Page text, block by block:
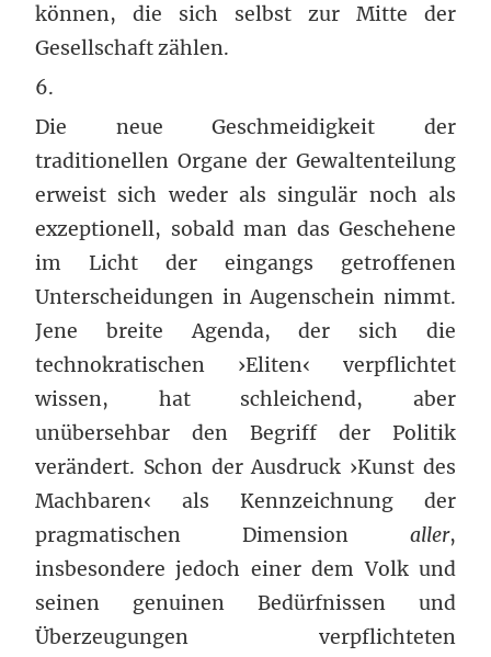
können, die sich selbst zur Mitte der
Gesellschaft zählen.
6.
Die neue Geschmeidigkeit der
traditionellen Organe der Gewaltenteilung
erweist sich weder als singulär noch als
exzeptionell, sobald man das Geschehene
im Licht der eingangs getroffenen
Unterscheidungen in Augenschein nimmt.
Jene breite Agenda, der sich die
technokratischen ›Eliten‹ verpflichtet
wissen, hat schleichend, aber
unübersehbar den Begriff der Politik
verändert. Schon der Ausdruck ›Kunst des
Machbaren‹ als Kennzeichnung der
pragmatischen Dimension aller,
insbesondere jedoch einer dem Volk und
seinen genuinen Bedürfnissen und
Überzeugungen verpflichteten